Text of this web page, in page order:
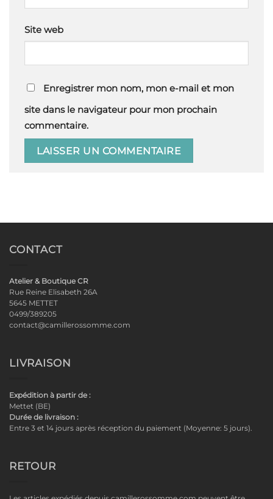
Site web
Enregistrer mon nom, mon e-mail et mon
site dans le navigateur pour mon prochain
commentaire.
CONTACT
Atelier & Boutique CR
Rue Reine Elisabeth 26A
5645 METTET
0499/389205
contact@camillerossomme.com
LIVRAISON
Expédition à partir de :
Mettet (BE)
Durée de livraison :
Entre 3 et 14 jours après réception du paiement (Moyenne: 5 jours).
RETOUR